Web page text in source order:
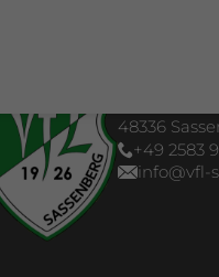
48336
+49 2583
info@vfl-